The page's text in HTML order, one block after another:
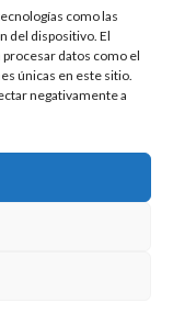
como las
del dispositivo. El
datos como el
únicas en este sitio.
negativamente a
reservados.